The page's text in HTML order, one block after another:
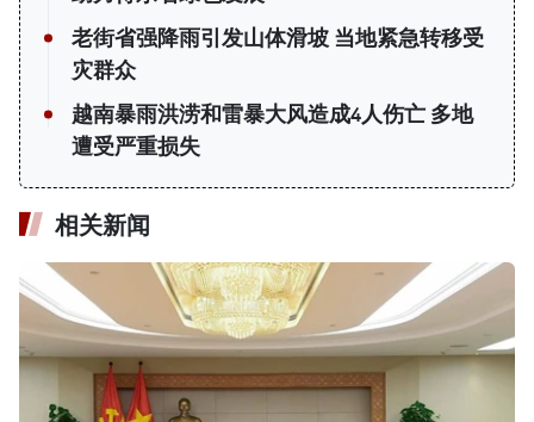
老街省强降雨引发山体滑坡 当地紧急转移受
灾群众
越南暴雨洪涝和雷暴大风造成4人伤亡 多地
遭受严重损失
相关新闻